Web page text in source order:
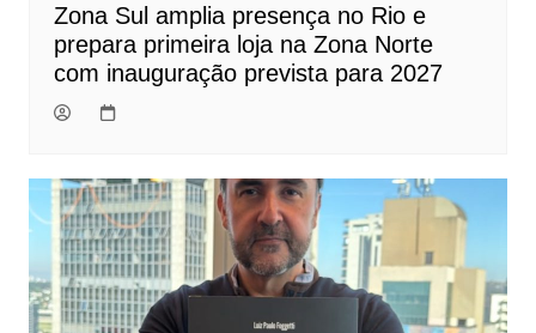
Zona Sul amplia presença no Rio e
prepara primeira loja na Zona Norte
com inauguração prevista para 2027